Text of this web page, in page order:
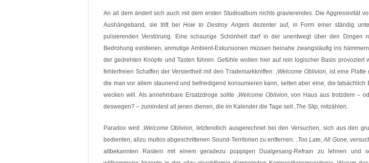
An all dem ändert sich auch mit dem ersten Studioalbum nichts gravierendes. Die Aggressivität
Aushängeband, sie tritt beiHow to Destroy Angels dezenter auf, in Form einer ständig
pulsierenden Verstörung. Eine schaurige Schönheit darf in der unentwegt über den Dingen
Bedrohung existieren, anmutige Ambient-Exkursionen müssen beinahe zwangsläufig ins
der gedrehten Knöpfe und Tasten führen. Gefühle wollen hier auf rein logischer Basis provoziert
fehlerfreien Schaffen der Versiertheit mit den Trademarkkniffen: ‚Welcome Oblivion‚ ist eine Platte
die man vor allem staunend und befriedigend konsumieren kann, selten aber eine, die tatsächlich
wecken will. Als annehmbare Ersatzdroge sollte ‚Welcome Oblivion‚ von Haus aus trotzdem –
deswegen? – zumindest all jenen dienen, die im Kalender die Tage seit ‚The Slip‚ mitzählen.
Paradox wird ‚Welcome Oblivion‚ letztendlich ausgerechnet bei den Versuchen, sich aus den
bedienten, allzu mutlos abgeschrittenen Sound-Territorien zu entfernen: ‚Too Late, All Gone‚
altbekannten Rastern mit einem geradezu poppigen Dualgesang-Refrain zu lehnen und